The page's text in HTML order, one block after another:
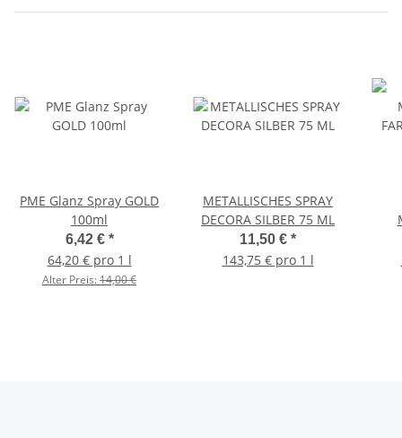
PME Glanz Spray GOLD
100ml
6,42 € *
64,20 € pro 1 l
Alter Preis:14,00 €
METALLISCHES SPRAY
DECORA SILBER 75 ML
11,50 € *
143,75 € pro 1 l